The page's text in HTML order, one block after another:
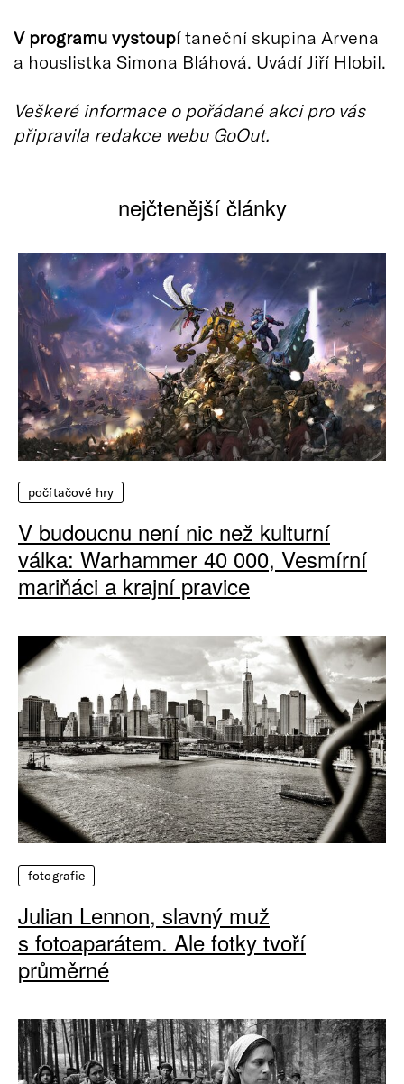
V programu vystoupítaneční skupina Arvena
a houslistka Simona Bláhová. Uvádí Jiří Hlobil.
Veškeré informace o pořádané akci pro vás
připravila redakce webu GoOut.
nejčtenější články
počítačové hry
V budoucnu není nic než kulturní
válka: Warhammer 40 000, Vesmírní
mariňáci a krajní pravice
fotografie
Julian Lennon, slavný muž
s fotoaparátem. Ale fotky tvoří
průměrné